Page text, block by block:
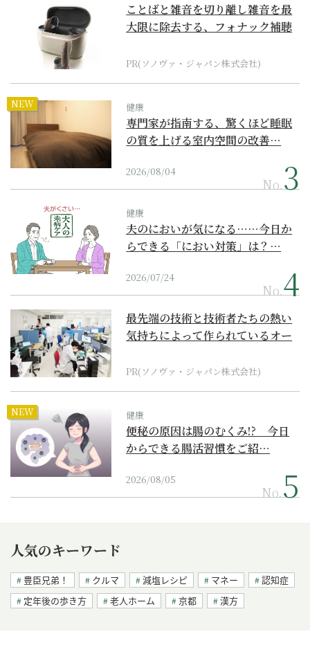
ことばと雑音を切り離し雑音を最
大限に除去する、フォナック補聴
PR(ソノヴァ・ジャパン株式会社)
NEW 健康
専門家が指南する、驚くほど睡眠
の質を上げる室内空間の改善…
2026/08/04
No.
健康
夫のにおいが気になる……今日か
らできる「におい対策」は？…
2026/07/24
No.
最先端の技術と技術者たちの熱い
気持ちによって作られているオー
PR(ソノヴァ・ジャパン株式会社)
NEW 健康
便秘の原因は腸のむくみ!? 今日
からできる腸活習慣をご紹…
2026/08/05
No.
人気のキーワード
豊臣兄弟！ クルマ 減塩レシピ マネー
認知症
定年後の歩き方
老人ホーム 京都 漢方